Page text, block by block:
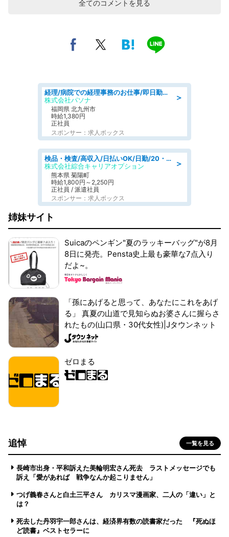
全てのコメントを見る
＞
経理/病院での経理事務のお仕事/即日勤務可/車通勤可/経理/一般事務
株式会社パソナ
福岡県 北九州市
時給1,380円
正社員
スポンサー：求人ボックス
＞
検品・検査/高収入/日払いOK/日勤/20・30・40代活躍中/製造 工場
株式会社綜合キャリアオプション
熊本県 菊陽町
時給1,800円～2,250円
正社員 / 派遣社員
スポンサー：求人ボックス
姉妹サイト
Suicaのペンギン"夏のラッキーバッグ"が8月
8日に発売。Pensta史上最も豪華な7点入り
だよ~。
「孫にあげると思って、あなたにこれをあげ
る」 真夏の山道で見知らぬお婆さんに握らさ
れたもの(山口県・30代女性)|Jタウンネット
ゼロまる
追悼 一覧を見る
長崎市出身・平和訴えた美輪明宏さん死去 ラストメッセージでも
訴え「愛があれば 戦争なんか起こりません」
つげ義春さんと白土三平さん カリスマ漫画家、二人の「違い」と
は？
死去した丹羽宇一郎さんは、経済界有数の読書家だった 『死ぬほ
ど読書』ベストセラーに